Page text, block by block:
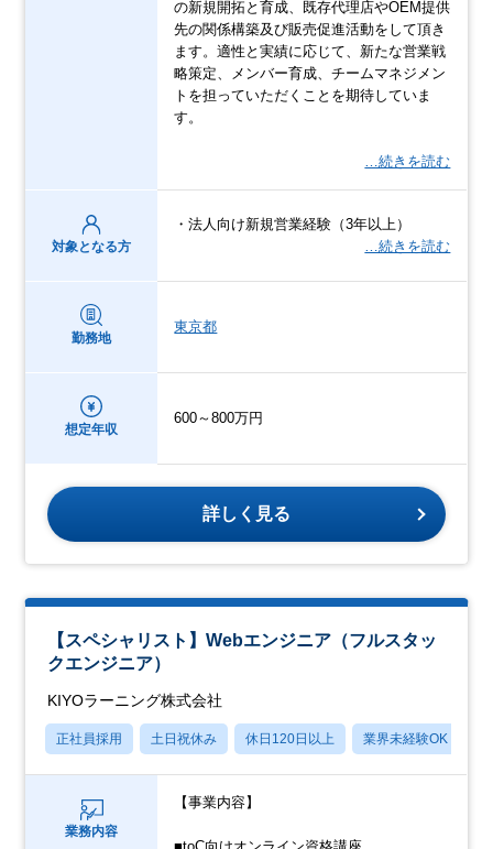
の新規開拓と育成、既存代理店やOEM提供
先の関係構築及び販売促進活動をして頂き
ます。適性と実績に応じて、新たな営業戦
略策定、メンバー育成、チームマネジメン
トを担っていただくことを期待していま
す。
…続きを読む
対象となる方
・法人向け新規営業経験（3年以上）
…続きを読む
勤務地
東京都
想定年収
600～800万円
詳しく見る
【スペシャリスト】Webエンジニア（フルスタッ
クエンジニア）
KIYOラーニング株式会社
正社員採用 土日祝休み 休日120日以上 業界未経験OK
業務内容
【事業内容】